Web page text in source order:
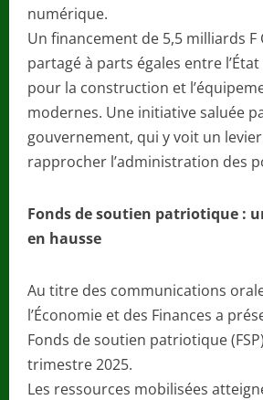
numérique.
Un financement de 5,5 milliards F
partagé à parts égales entre l’État
pour la construction et
modernes. Une initiative saluée
gouvernement, qui y voit un
rapprocher l’administration des
Fonds de soutien patriotique :
en hausse
Au titre des communications
l’Économie et des Finances a
Fonds de soutien patriotique
trimestre 2025.
Les ressources mobilisées